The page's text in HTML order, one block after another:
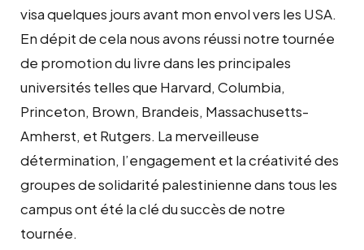
visa quelques jours avant mon envol vers les USA.
En dépit de cela nous avons réussi notre tournée
de promotion du livre dans les principales
universités telles que Harvard, Columbia,
Princeton, Brown, Brandeis, Massachusetts-
Amherst, et Rutgers. La merveilleuse
détermination, l’engagement et la créativité des
groupes de solidarité palestinienne dans tous les
campus ont été la clé du succès de notre
tournée.